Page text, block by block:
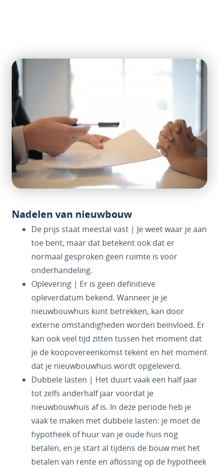
Nadelen van nieuwbouw
De prijs staat meestal vast | Je weet waar je aan
toe bent, maar dat betekent ook dat er
normaal gesproken geen ruimte is voor
onderhandeling.
Oplevering | Er is geen definitieve
opleverdatum bekend. Wanneer je je
nieuwbouwhuis kunt betrekken, kan door
externe omstandigheden worden beïnvloed. Er
kan ook veel tijd zitten tussen het moment dat
je de koopovereenkomst tekent en het moment
dat je nieuwbouwhuis wordt opgeleverd.
Dubbele lasten | Het duurt vaak een half jaar
tot zelfs anderhalf jaar voordat je
nieuwbouwhuis af is. In deze periode heb je
vaak te maken met dubbele lasten: je moet de
hypotheek of huur van je oude huis nog
betalen, en je start al tijdens de bouw met het
betalen van rente en aflossing op de hypotheek